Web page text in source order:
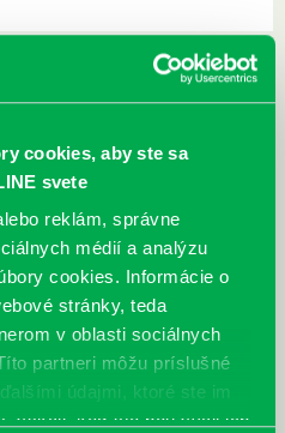
cookies, aby ste sa
svete
reklám, správne
médií a analýzu
cookies. Informácie o
stránky, teda
v oblasti sociálnych
partneri môžu príslušné
údajmi, ktoré ste im
získali, keď ste používali ich